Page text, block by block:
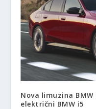
Nova limuzina
električni BMW i5